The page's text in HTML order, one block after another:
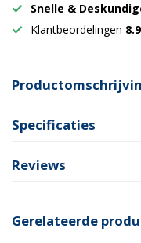
Snelle &
Klantbeordelingen
Specificaties
Reviews
Gerelateerde